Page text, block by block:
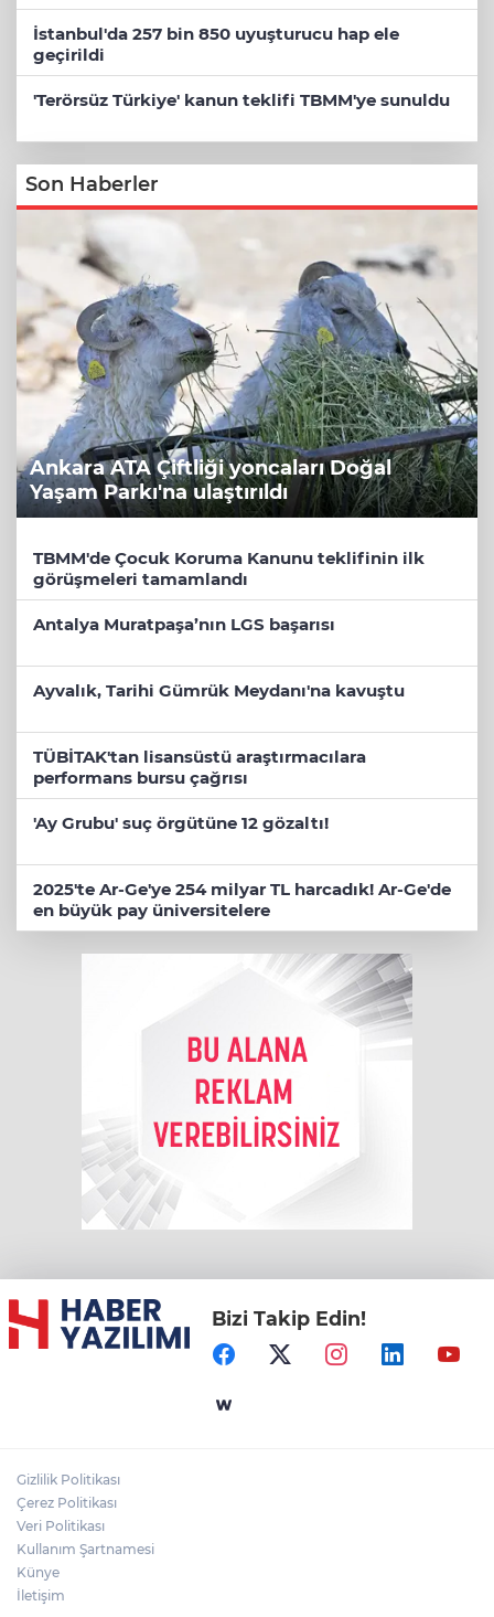
İstanbul'da 257 bin 850 uyuşturucu hap ele
geçirildi
'Terörsüz Türkiye' kanun teklifi TBMM'ye sunuldu
Son Haberler
Ankara ATA Çiftliği yoncaları Doğal
Yaşam Parkı'na ulaştırıldı
TBMM'de Çocuk Koruma Kanunu teklifinin ilk
görüşmeleri tamamlandı
Antalya Muratpaşa’nın LGS başarısı
Ayvalık, Tarihi Gümrük Meydanı'na kavuştu
TÜBİTAK'tan lisansüstü araştırmacılara
performans bursu çağrısı
'Ay Grubu' suç örgütüne 12 gözaltı!
2025'te Ar-Ge'ye 254 milyar TL harcadık! Ar-Ge'de
en büyük pay üniversitelere
Bizi Takip Edin!
Gizlilik Politikası
Çerez Politikası
Veri Politikası
Kullanım Şartnamesi
Künye
İletişim